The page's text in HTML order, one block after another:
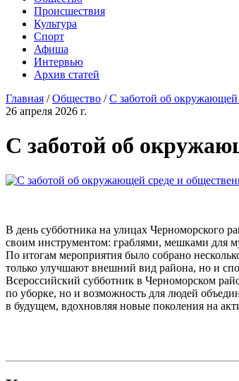
Проиcшествия
Культура
Спорт
Афиша
Интервью
Архив статей
Главная /Общество /С заботой об окружающей
26 апреля 2026 г.
С заботой об
В день субботника на улицах Черноморского
своим инструментом: граблями, мешками для
По итогам мероприятия было собрано
только улучшают внешний вид района, но и
Всероссийский субботник в Черноморском
по уборке, но и возможность для людей
в будущем, вдохновляя новые поколения на